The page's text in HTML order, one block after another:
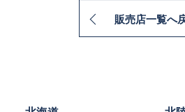
販売店一覧へ